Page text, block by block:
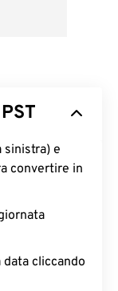
sinistra) e
convertire in
cliccando